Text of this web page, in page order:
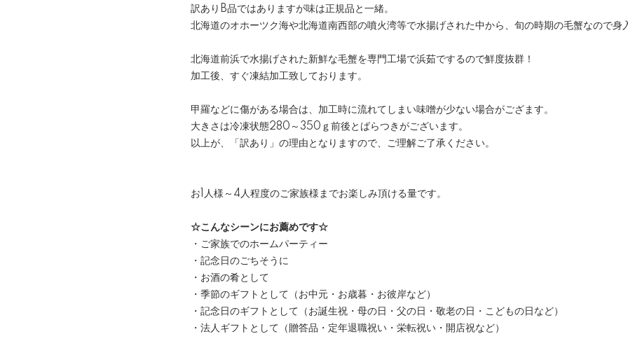
訳ありB品ではありますが味は正規品と一緒。
北海道のオホーツク海や北海道南西部の噴火湾等で水揚げされた中から、旬の時期の毛蟹なので身
北海道前浜で水揚げされた新鮮な毛蟹を専門工場で浜茹でするので鮮度抜群！
加工後、すぐ凍結加工致しております。
甲羅などに傷がある場合は、加工時に流れてしまい味噌が少ない場合がござます。
大きさは冷凍状態280～350ｇ前後とばらつきがございます。
以上が、「訳あり」の理由となりますので、ご理解ご了承ください。
お1人様～4人程度のご家族様までお楽しみ頂ける量です。
☆こんなシーンにお薦めです☆
・ご家族でのホームパーティー
・記念日のごちそうに
・お酒の肴として
・季節のギフトとして（お中元・お歳暮・お彼岸など）
・記念日のギフトとして（お誕生祝・母の日・父の日・敬老の日・こどもの日など）
・法人ギフトとして（贈答品・定年退職祝い・栄転祝い・開店祝など）